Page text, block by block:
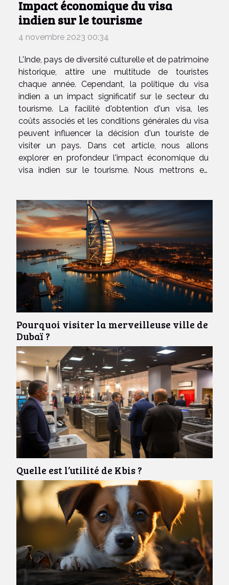
Impact économique du visa
indien sur le tourisme
4 novembre 2023 00:34
L'Inde, pays de diversité culturelle et de patrimoine
historique, attire une multitude de touristes
chaque année. Cependant, la politique du visa
indien a un impact significatif sur le secteur du
tourisme. La facilité d'obtention d'un visa, les
coûts associés et les conditions générales du visa
peuvent influencer la décision d'un touriste de
visiter un pays. Dans cet article, nous allons
explorer en profondeur l'impact économique du
visa indien sur le tourisme. Nous mettrons en
adopter pour...
Pourquoi visiter la merveilleuse ville de
Dubaï ?
Quelle est l’utilité de Kbis ?